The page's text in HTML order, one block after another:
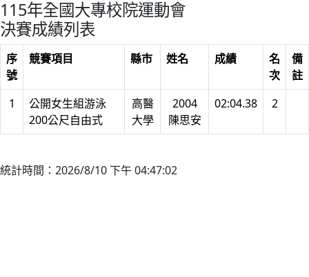
115年全國大專校院運動會
決賽成績列表
序
號
競賽項目 縣市 姓名 成績
名
次
備
註
1
公開女生組游泳
200公尺自由式
高醫
大學
2004
陳思安
02:04.38 2
統計時間：2026/8/10 下午 04:47:02